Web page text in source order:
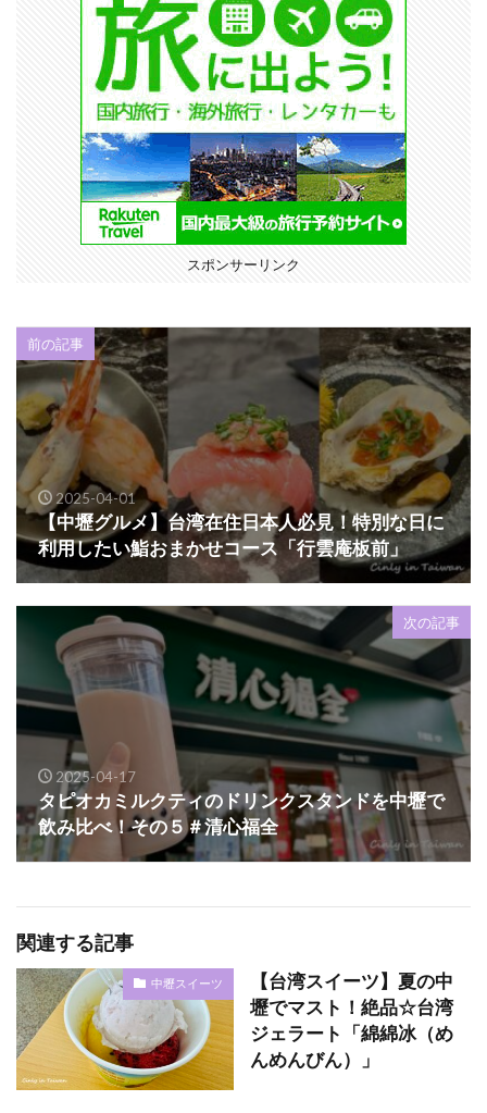
スポンサーリンク
前の記事
2025-04-01
【中壢グルメ】台湾在住日本人必見！特別な日に
利用したい鮨おまかせコース「行雲庵板前」
次の記事
2025-04-17
タピオカミルクティのドリンクスタンドを中壢で
飲み比べ！その５＃清心福全
関連する記事
中壢スイーツ
【台湾スイーツ】夏の中
壢でマスト！絶品☆台湾
ジェラート「綿綿冰（め
んめんびん）」